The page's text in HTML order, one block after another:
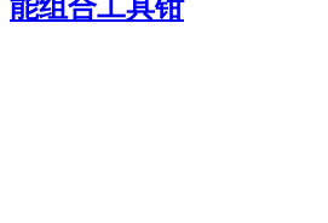
能组合工具钳